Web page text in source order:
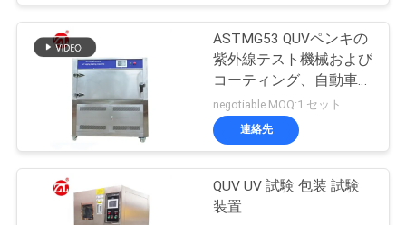
ASTMG53 QUVペンキの
紫外線テスト機械および
コーティング、自動車、
プラスチック等
negotiable MOQ:1 セット
連絡先
QUV UV 試験 包装 試験
装置